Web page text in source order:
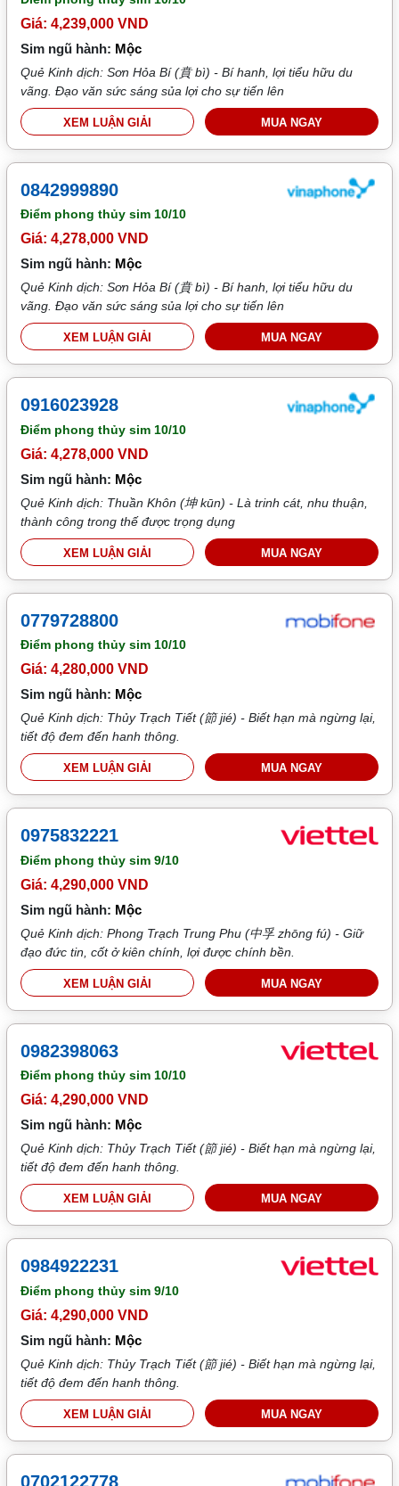
Giá: 4,239,000 VND
Sim ngũ hành: Mộc
Quẻ Kinh dịch: Sơn Hỏa Bí (賁 bì) - Bí hanh, lợi tiểu hữu du
vãng. Đạo văn sức sáng sủa lợi cho sự tiến lên
XEM LUẬN GIẢI MUA NGAY
0842999890
Điểm phong thủy sim10/10
Giá: 4,278,000 VND
Sim ngũ hành: Mộc
Quẻ Kinh dịch: Sơn Hỏa Bí (賁 bì) - Bí hanh, lợi tiểu hữu du
vãng. Đạo văn sức sáng sủa lợi cho sự tiến lên
XEM LUẬN GIẢI MUA NGAY
0916023928
Điểm phong thủy sim 10/10
Giá: 4,278,000 VND
Sim ngũ hành: Mộc
Quẻ Kinh dịch: Thuần Khôn (坤 kūn) - Là trinh cát, nhu thuận,
thành công trong thế được trọng dụng
XEM LUẬN GIẢI MUA NGAY
0779728800
Điểm phong thủy sim 10/10
Giá: 4,280,000 VND
Sim ngũ hành: Mộc
Quẻ Kinh dịch: Thủy Trạch Tiết (節 jié) - Biết hạn mà ngừng lại,
tiết độ đem đến hanh thông.
XEM LUẬN GIẢI MUA NGAY
0975832221
Điểm phong thủy sim9/10
Giá: 4,290,000 VND
Sim ngũ hành: Mộc
Quẻ Kinh dịch: Phong Trạch Trung Phu (中孚 zhōng fú) - Giữ
đạo đức tin, cốt ở kiên chính, lợi được chính bền.
XEM LUẬN GIẢI MUA NGAY
0982398063
Điểm phong thủy sim10/10
Giá: 4,290,000 VND
Sim ngũ hành: Mộc
Quẻ Kinh dịch: Thủy Trạch Tiết (節 jié) - Biết hạn mà ngừng lại,
tiết độ đem đến hanh thông.
XEM LUẬN GIẢI MUA NGAY
0984922231
Điểm phong thủy sim9/10
Giá: 4,290,000 VND
Sim ngũ hành: Mộc
Quẻ Kinh dịch: Thủy Trạch Tiết (節 jié) - Biết hạn mà ngừng lại,
tiết độ đem đến hanh thông.
XEM LUẬN GIẢI MUA NGAY
0702122778